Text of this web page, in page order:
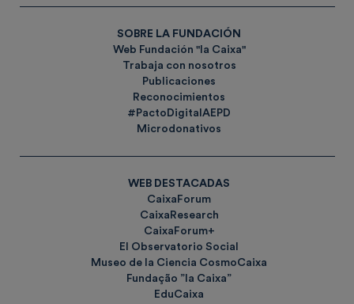
SOBRE LA FUNDACIÓN
Web Fundación "la Caixa"
Trabaja con nosotros
Publicaciones
Reconocimientos
#PactoDigitalAEPD
Microdonativos
WEB DESTACADAS
CaixaForum
CaixaResearch
CaixaForum+
El Observatorio Social
Museo de la Ciencia CosmoCaixa
Fundação ”la Caixa”
EduCaixa